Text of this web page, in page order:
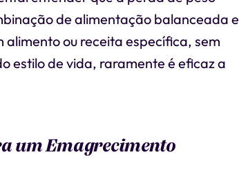
de alimentação balanceada e
ou receita específica, sem
estilo de vida, raramente é eficaz a
um Emagrecimento